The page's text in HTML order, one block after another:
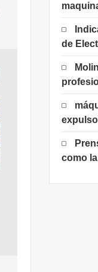
de
como